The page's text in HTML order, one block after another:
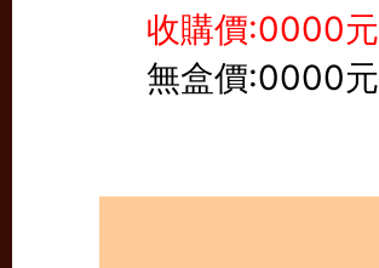
收購價:0000元
無盒價:0000元